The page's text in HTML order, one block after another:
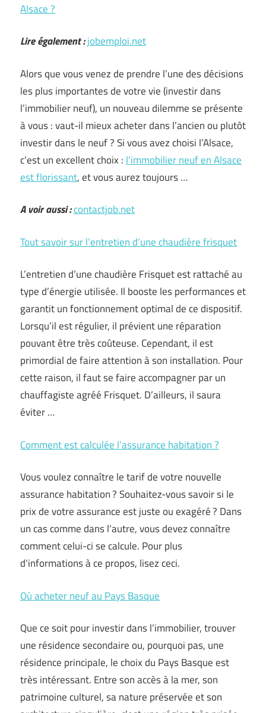
Alsace ?
Lire également :jobemploi.net
Alors que vous venez de prendre l’une des décisions
les plus importantes de votre vie (investir dans
l’immobilier neuf), un nouveau dilemme se présente
à vous : vaut-il mieux acheter dans l’ancien ou plutôt
investir dans le neuf ? Si vous avez choisi l’Alsace,
c’est un excellent choix : l’immobilier neuf en Alsace
est florissant, et vous aurez toujours …
A voir aussi :contactjob.net
Tout savoir sur l’entretien d’une chaudière frisquet
L’entretien d’une chaudière Frisquet est rattaché au
type d’énergie utilisée. Il booste les performances et
garantit un fonctionnement optimal de ce dispositif.
Lorsqu’il est régulier, il prévient une réparation
pouvant être très coûteuse. Cependant, il est
primordial de faire attention à son installation. Pour
cette raison, il faut se faire accompagner par un
chauffagiste agréé Frisquet. D’ailleurs, il saura
éviter …
Comment est calculée l’assurance habitation ?
Vous voulez connaître le tarif de votre nouvelle
assurance habitation ? Souhaitez-vous savoir si le
prix de votre assurance est juste ou exagéré ? Dans
un cas comme dans l’autre, vous devez connaître
comment celui-ci se calcule. Pour plus
d’informations à ce propos, lisez ceci.
Où acheter neuf au Pays Basque
Que ce soit pour investir dans l’immobilier, trouver
une résidence secondaire ou, pourquoi pas, une
résidence principale, le choix du Pays Basque est
très intéressant. Entre son accès à la mer, son
patrimoine culturel, sa nature préservée et son